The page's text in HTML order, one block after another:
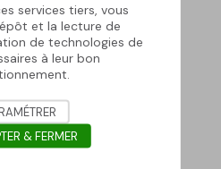
services tiers, vous
et la lecture de
de technologies de
à leur bon
& FERMER